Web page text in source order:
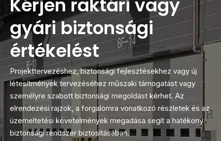
Kérjen raktári vagy
gyári biztonsági
értékelést
Projekttervezéshez, biztonsági fejlesztésekhez vagy új
létesítmények tervezéséhez műszaki támogatást vagy
személyre szabott biztonsági megoldást kérhet. Az
elrendezési rajzok, a forgalomra vonatkozó részletek és az
üzemeltetési követelmények megadása segít a hatékony
biztonsági rendszer biztosításában.